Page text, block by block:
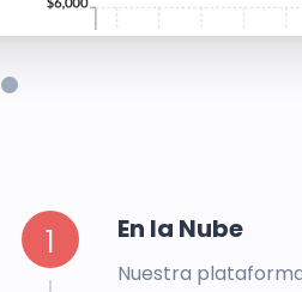
1 En la Nube
Nuestra